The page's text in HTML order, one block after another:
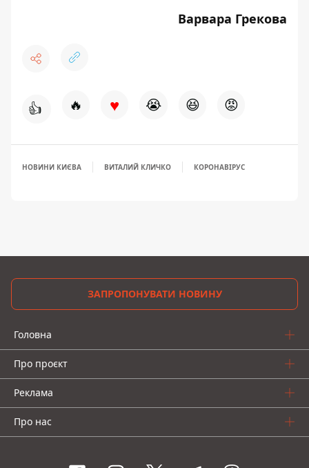
Варвара Грекова
👍 🔥 ♥ 😭 😆 😡
НОВИНИ КИЄВА ВИТАЛИЙ КЛИЧКО КОРОНАВІРУС
ЗАПРОПОНУВАТИ НОВИНУ
Головна
Про проєкт
Реклама
Про нас